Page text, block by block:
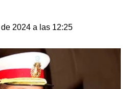
2024 a las 12:25